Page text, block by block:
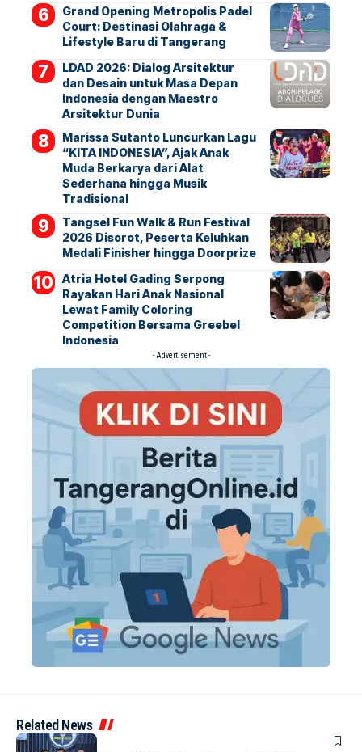
Grand Opening Metropolis Padel
Court: Destinasi Olahraga &
Lifestyle Baru di Tangerang
LDAD 2026: Dialog Arsitektur
dan Desain untuk Masa Depan
Indonesia dengan Maestro
Arsitektur Dunia
Marissa Sutanto Luncurkan Lagu
“KITA INDONESIA”, Ajak Anak
Muda Berkarya dari Alat
Sederhana hingga Musik
Tradisional
Tangsel Fun Walk & Run Festival
2026 Disorot, Peserta Keluhkan
Medali Finisher hingga Doorprize
Atria Hotel Gading Serpong
Rayakan Hari Anak Nasional
Lewat Family Coloring
Competition Bersama Greebel
Indonesia
- Advertisement -
Related News
BERITA